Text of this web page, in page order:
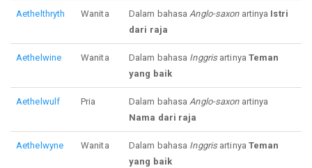
Aethelthryth Wanita Dalam bahasaAnglo-saxonartinya Istri
dari raja
Aethelwine Wanita Dalam bahasa Inggrisartinya Teman
yang baik
Aethelwulf Pria Dalam bahasaAnglo-saxonartinya
Nama dari raja
Aethelwyne Wanita Dalam bahasa Inggrisartinya Teman
yang baik